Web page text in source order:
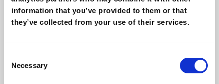
information that you’ve provided to them or that
they’ve collected from your use of their services.
Selection
Necessary
Dry needling
Medical Taping
Oefentherapie
Revalidatie